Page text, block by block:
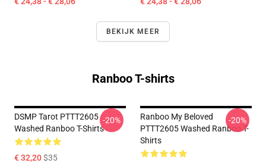
BEKIJK MEER
Ranboo T-shirts
DSMP Tarot PTTT2605
Washed Ranboo T-Shirts
€ 32,20$35
-20%
Ranboo My Beloved
PTTT2605 Washed Ranboo T-
Shirts
-20%